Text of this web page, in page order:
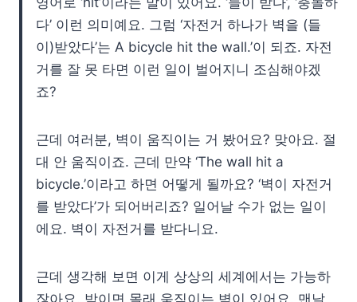
다’ 이런 의미예요. 그럼 ‘자전거 하나가 벽을 (들
이)받았다’는 A bicycle hit the wall.’이 되죠. 자전
거를 잘 못 타면 이런 일이 벌어지니 조심해야겠
죠?
근데 여러분, 벽이 움직이는 거 봤어요? 맞아요. 절
대 안 움직이죠. 근데 만약 ‘The wall hit a
bicycle.’이라고 하면 어떻게 될까요? ‘벽이 자전거
를 받았다’가 되어버리죠? 일어날 수가 없는 일이
에요. 벽이 자전거를 받다니요.
근데 생각해 보면 이게 상상의 세계에서는 가능하